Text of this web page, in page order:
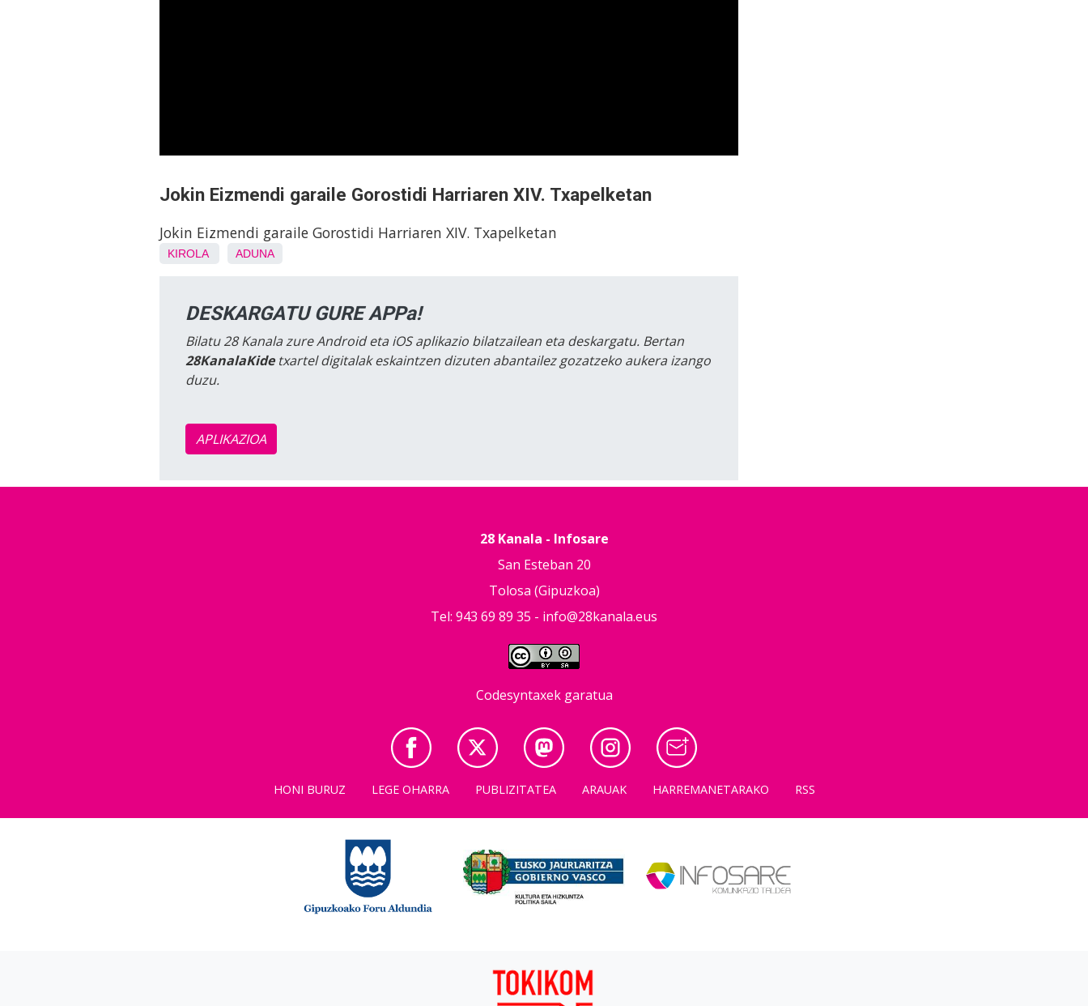
Jokin Eizmendi garaile Gorostidi Harriaren XIV. Txapelketan
Jokin Eizmendi garaile Gorostidi Harriaren XIV. Txapelketan
KIROLA ADUNA
DESKARGATU GURE APPa!
Bilatu 28 Kanala zure Android eta iOS aplikazio bilatzailean eta deskargatu. Bertan
28KanalaKidetxartel digitalak eskaintzen dizuten abantailez gozatzeko aukera izango
duzu.
APLIKAZIOA
28 Kanala - Infosare
San Esteban 20
Tolosa (Gipuzkoa)
Tel: 943 69 89 35 - info@28kanala.eus
Codesyntaxek garatua
HONI BURUZ LEGE OHARRA PUBLIZITATEA ARAUAK HARREMANETARAKO RSS